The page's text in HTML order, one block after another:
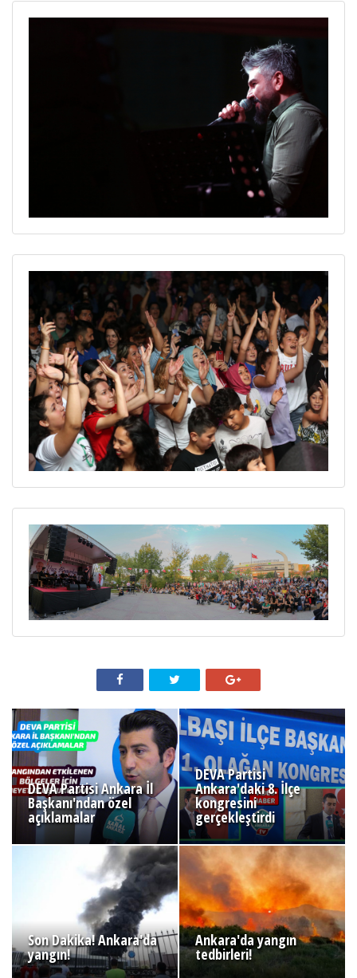
DEVA Partisi Ankara İl
Başkanı'ndan özel
açıklamalar
DEVA Partisi
Ankara'daki 8. İlçe
kongresini
gerçekleştirdi
Son Dakika! Ankara'da
yangın!
Ankara'da yangın
tedbirleri!